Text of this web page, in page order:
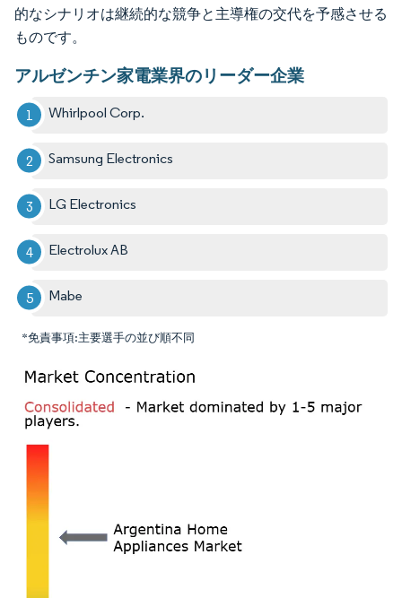
的なシナリオは継続的な競争と主導権の交代を予感させる
ものです。
アルゼンチン家電業界のリーダー企業
Whirlpool Corp.
Samsung Electronics
LG Electronics
Electrolux AB
Mabe
*免責事項:主要選手の並び順不同